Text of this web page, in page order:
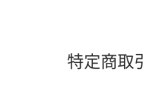
特定商取